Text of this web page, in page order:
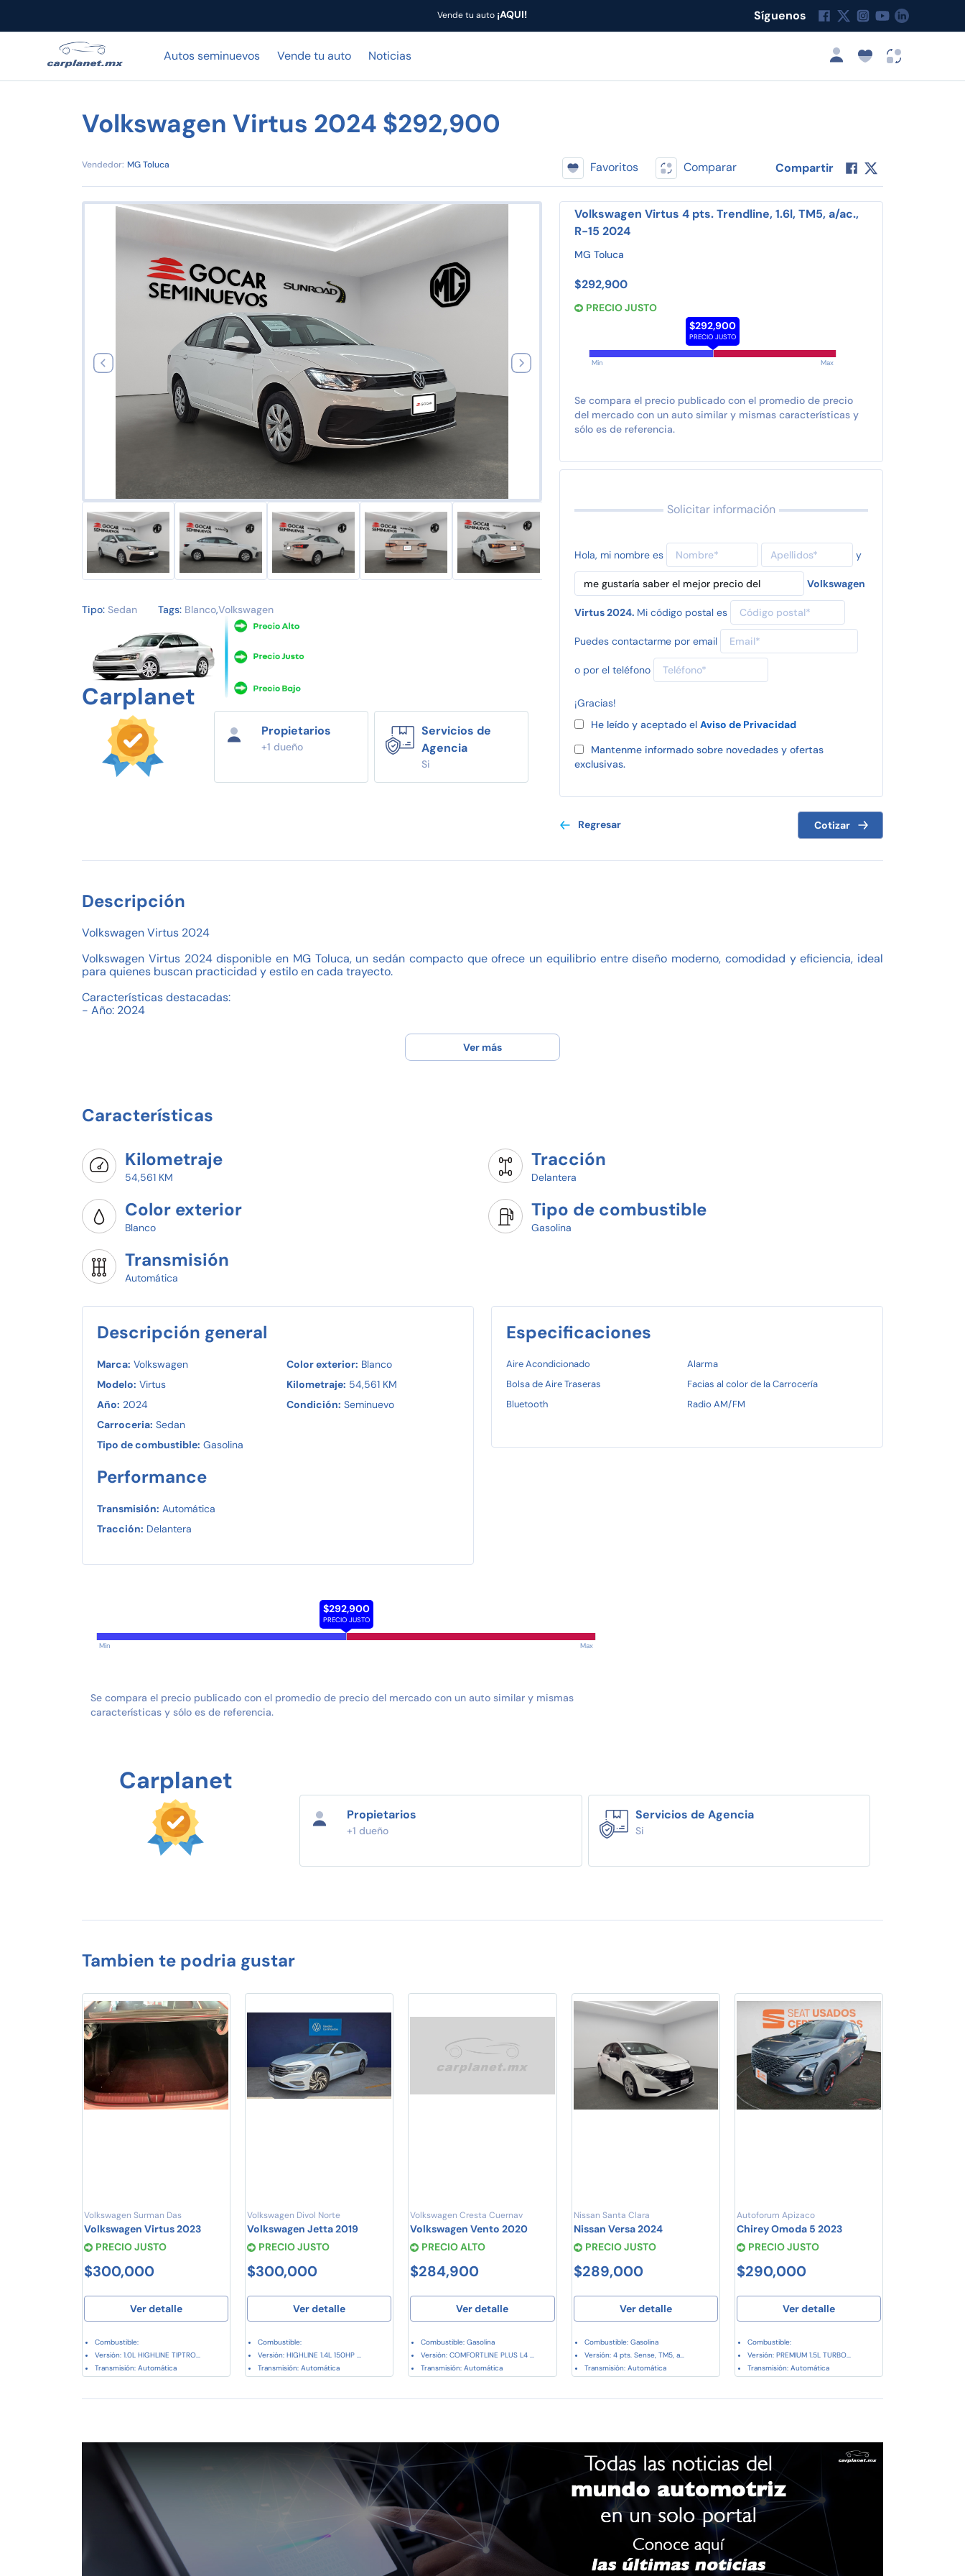
Vende tu auto¡AQUI! Síguenos
Autos seminuevos Vende tu auto Noticias
Volkswagen Virtus 2024 $292,900
Vendedor: MG Toluca Favoritos Comparar Compartir
Tipo: Sedan Tags: Blanco,Volkswagen
Carplanet
Propietarios
+1 dueño
Servicios de
Agencia
Si
Volkswagen Virtus 4 pts. Trendline, 1.6l, TM5, a/ac.,
R-15 2024
MG Toluca
$292,900
PRECIO JUSTO
$292,900
PRECIO JUSTO
Min Max
Se compara el precio publicado con el promedio de precio
del mercado con un auto similar y mismas características y
sólo es de referencia.
Solicitar información
Hola, mi nombre es y
Volkswagen
Virtus 2024. Mi código postal es
Puedes contactarme por email
o por el teléfono
¡Gracias!
He leído y aceptado el Aviso de Privacidad
Mantenme informado sobre novedades y ofertas
exclusivas.
Regresar Cotizar
Descripción
Volkswagen Virtus 2024
Volkswagen Virtus 2024 disponible en MG Toluca, un sedán compacto que ofrece un equilibrio entre diseño moderno, comodidad y eficiencia, ideal
para quienes buscan practicidad y estilo en cada trayecto.
Características destacadas:
- Año: 2024
Pregunta por disponibilidad y agenda tu prueba de manejo hoy mismo.
Ver más
Características
Kilometraje
54,561 KM
Tracción
Delantera
Color exterior
Blanco
Tipo de combustible
Gasolina
Transmisión
Automática
Descripción general
Marca: Volkswagen
Modelo: Virtus
Año: 2024
Carroceria: Sedan
Tipo de combustible: Gasolina
Color exterior: Blanco
Kilometraje: 54,561 KM
Condición: Seminuevo
Performance
Transmisión: Automática
Tracción: Delantera
Especificaciones
Aire Acondicionado
Alarma
Bolsa de Aire Traseras
Facias al color de la Carrocería
Bluetooth
Radio AM/FM
$292,900
PRECIO JUSTO
Min Max
Se compara el precio publicado con el promedio de precio del mercado con un auto similar y mismas
características y sólo es de referencia.
Carplanet
Propietarios
+1 dueño
Servicios de Agencia
Si
Tambien te podria gustar
Volkswagen Surman Das
Volkswagen Virtus 2023
PRECIO JUSTO
$300,000
Ver detalle
Combustible:
Versión: 1.0L HIGHLINE TIPTRO...
Transmisión: Automática
Volkswagen Divol Norte
Volkswagen Jetta 2019
PRECIO JUSTO
$300,000
Ver detalle
Combustible:
Versión: HIGHLINE 1.4L 150HP ...
Transmisión: Automática
Volkswagen Cresta Cuernav
Volkswagen Vento 2020
PRECIO ALTO
$284,900
Ver detalle
Combustible: Gasolina
Versión: COMFORTLINE PLUS L4 ...
Transmisión: Automática
Nissan Santa Clara
Nissan Versa 2024
PRECIO JUSTO
$289,000
Ver detalle
Combustible: Gasolina
Versión: 4 pts. Sense, TM5, a...
Transmisión: Automática
Autoforum Apizaco
Chirey Omoda 5 2023
PRECIO JUSTO
$290,000
Ver detalle
Combustible:
Versión: PREMIUM 1.5L TURBO...
Transmisión: Automática